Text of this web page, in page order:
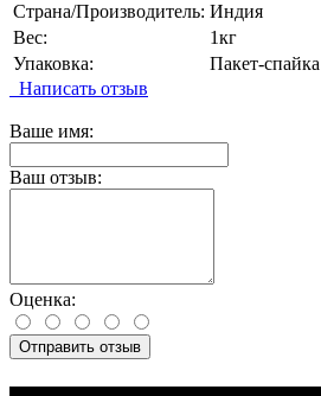
Страна/Производитель: Индия
Вес:
1кг
Упаковка:
Пакет-спайка
Написать отзыв
Ваше имя:
Ваш отзыв:
Оценка:
Отправить отзыв